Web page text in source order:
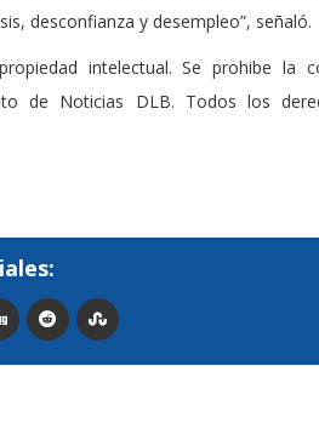
desconfianza y desempleo”, señaló.
intelectual. Se prohibe la
de Noticias DLB. Todos los